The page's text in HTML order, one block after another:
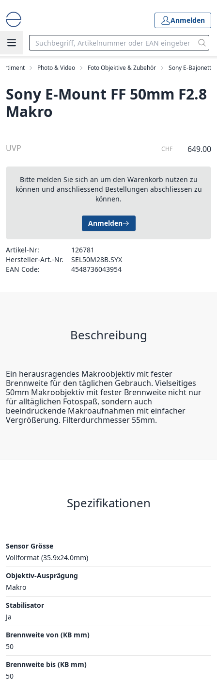
Anmelden
Photo & Video Foto Objektive & Zubehör Sony E-Bajonett
Sony E-Mount FF 50mm F2.8
Makro
UVP CHF 649.00
Bitte melden Sie sich an um den Warenkorb nutzen zu
können und anschliessend Bestellungen abschliessen zu
können.
Anmelden
Artikel-Nr:
126781
Hersteller-Art.-Nr.
SEL50M28B.SYX
EAN Code:
4548736043954
Beschreibung
Ein herausragendes Makroobjektiv mit fester
Brennweite für den täglichen Gebrauch. Vielseitiges
50mm Makroobjektiv mit fester Brennweite nicht nur
für alltäglichen Fotospaß, sondern auch
beeindruckende Makroaufnahmen mit einfacher
Vergrößerung. Filterdurchmesser 55mm.
Spezifikationen
Sensor Grösse
Vollformat (35.9x24.0mm)
Objektiv-Ausprägung
Makro
Stabilisator
Ja
Brennweite von (KB mm)
50
Brennweite bis (KB mm)
50